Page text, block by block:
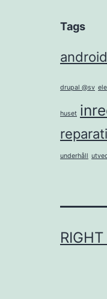
Tags
android
drupal @sv
huset
underhåll